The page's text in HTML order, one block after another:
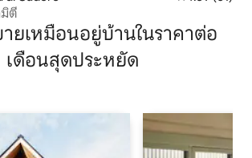
มิตี
ยเหมือนอยู่บ้านในราคาต่อ
เดือนสุดประหยัด